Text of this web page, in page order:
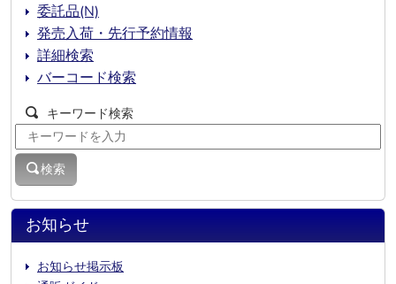
お知らせ
お知らせ掲示板
委託品(N)
発売入荷・先行予約情報
詳細検索
バーコード検索
キーワード検索
検索